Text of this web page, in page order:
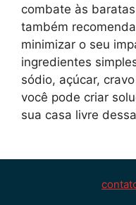
combate às
também
minimizar o seu
ingredientes
sódio, açúcar,
você pode criar
sua casa livre